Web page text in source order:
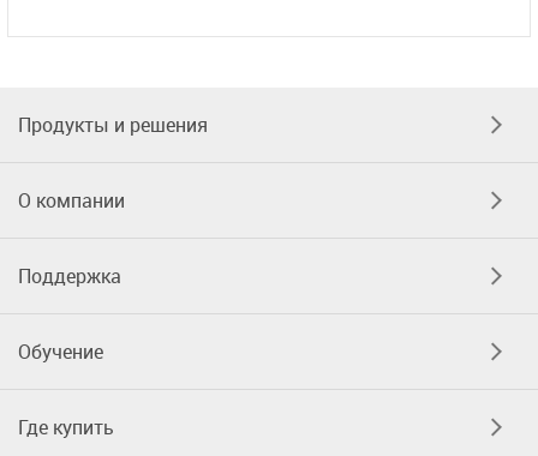
Продукты и решения
О компании
Поддержка
Обучение
Где купить